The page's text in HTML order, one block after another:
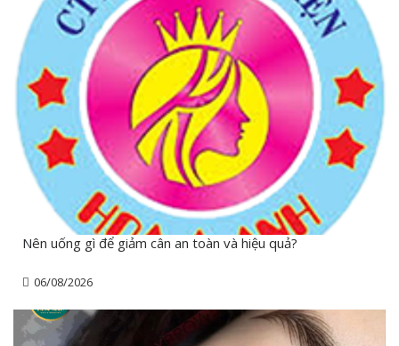
Nên uống gì để giảm cân an toàn và hiệu quả?
06/08/2026